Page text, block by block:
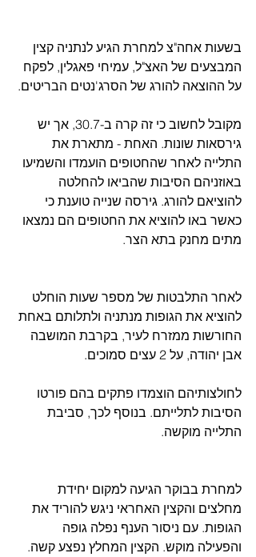
בשעות אחה"צ למחרת הגיע לנתניה קצין
המבצעים של האצ"ל, עמיחי פאגלין, לפקח
על ההוצאה להורג של הסרג'נטים הבריטים.
מקובל לחשוב כי זה קרה ב-30.7, אך יש
גירסאות שונות. האחת - מתארת את
התלייה לאחר שהחטופים הועמדו והשמיעו
באוזניהם הסיבות שהביאו להחלטה
להוציאם להורג. גירסה שנייה טוענת כי
כאשר באו להוציא את החטופים הם נמצאו
מתים מחנק בתא הצר.
לאחר התלבטות של מספר שעות הוחלט
להוציא את הגופות מנתניה ולתלותם באחת
החורשות ממזרח לעיר, בקרבת המושבה
אבן יהודה, על 2 עצים סמוכים.
לחולצותיהם הוצמדו פתקים בהם פורטו
הסיבות לתלייתם. בנוסף לכך, סביבת
התלייה מוקשה.
למחרת בבוקר הגיעה למקום יחידת
מחלצים והקצין האחראי ניגש להוריד את
הגופות. עם ניסור הענף נפלה גופה
והפעילה מוקש. הקצין המחלץ נפצע קשה.